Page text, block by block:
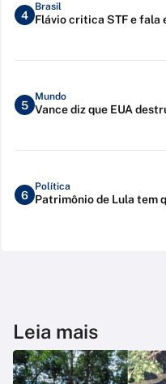
4
Brasil
Flávio critica STF e fala
5
Mundo
Vance diz que EUA
6
Política
Patrimônio de Lula tem
Leia mais